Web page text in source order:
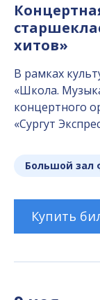
хитов»
В рамках
«Школа.
концертного
«Сургут
Большой зал
Купить